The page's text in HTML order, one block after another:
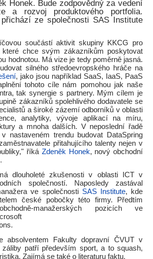
Honek. Bude zodpovědný za vedení
a rozvoj produktového portfolia.
ze společnosti SAS Institute
součástí aktivit skupiny KKCG pro
chce svým zákazníkům poskytovat
hodnotou. Má vize je tedy poměrně jasná.
silného středoevropského hráče na
, jako jsou například SaaS, IaaS, PaaS
tohoto cíle nám pomohou jak naše
tak synergie s partnery. Mým cílem je
zákazníků spolehlivého dodavatele se
a široké zázemí odborníků v oblasti
analytiky, vývoje aplikací na míru,
a mnoha dalších. V neposlední řadě
nastaveném trendu budovat DataSpring
přitahujícího talenty nejen v
říká Zdeněk Honek, nový obchodní
dlouholeté zkušenosti v oblasti ICT v
společností. Naposledy zastával
ve společnosti SAS Institute, kde
české pobočky této firmy. Předtím
manažerských pozicích ve
absolventem Fakulty dopravní ČVUT v
záliby patří především sport, a to squash,
Zajímá se také o literaturu faktu.